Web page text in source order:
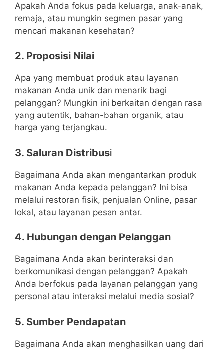
Apakah Anda fokus pada keluarga, anak-anak,
remaja, atau mungkin segmen pasar yang
mencari makanan kesehatan?
2. Proposisi Nilai
Apa yang membuat produk atau layanan
makanan Anda unik dan menarik bagi
pelanggan? Mungkin ini berkaitan dengan rasa
yang autentik, bahan-bahan organik, atau
harga yang terjangkau.
3. Saluran Distribusi
Bagaimana Anda akan mengantarkan produk
makanan Anda kepada pelanggan? Ini bisa
melalui restoran fisik, penjualan Online, pasar
lokal, atau layanan pesan antar.
4. Hubungan dengan Pelanggan
Bagaimana Anda akan berinteraksi dan
berkomunikasi dengan pelanggan? Apakah
Anda berfokus pada layanan pelanggan yang
personal atau interaksi melalui media sosial?
5. Sumber Pendapatan
Bagaimana Anda akan menghasilkan uang dari